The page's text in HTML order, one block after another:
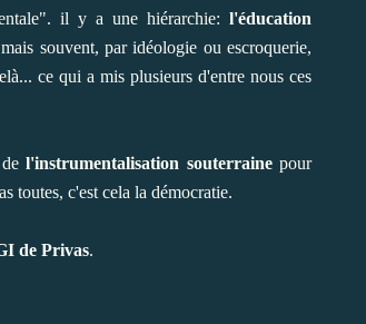
il y a une hiérarchie: l'éducation
souvent, par idéologie ou escroquerie,
ce qui a mis plusieurs d'entre nous ces
del'instrumentalisation souterrainepour
toutes, c'est cela la démocratie.
de Privas.